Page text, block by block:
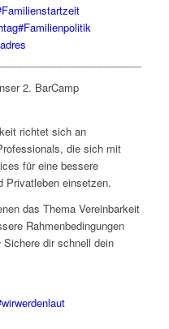
Familienstartzeit
#Familienpolitik
2. BarCamp
richtet sich an
die sich mit
für eine bessere
Privatleben einsetzen.
das Thema Vereinbarkeit
Rahmenbedingungen
dir schnell dein
wirwerdenlaut